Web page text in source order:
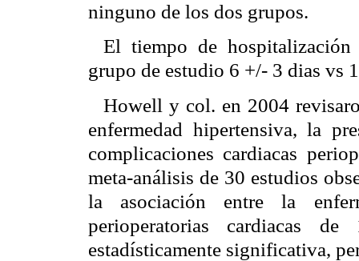
ninguno de los dos grupos.
El tiempo de
grupo de estudio 6 +/- 3 dias vs
Howell y col. en 2004
enfermedad hipertensiva, la
complicaciones cardiacas
meta-análisis de 30 estudios
la asociación entre la
perioperatorias cardiacas
estadísticamente significativa,